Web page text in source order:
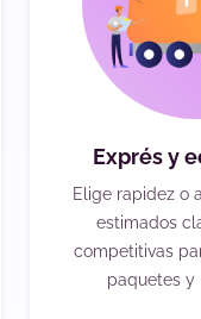
Exprés y
Elige rapidez o
estimados
competitivas
paquetes y